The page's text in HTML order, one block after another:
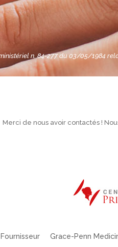
n. 84-277 du 03/05/1984
Merci de nous avoir contactés !
Fournisseur Grace-Penn